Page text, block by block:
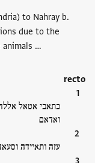
to Nahray b.
due to the
…
recto
כתאבי אטאל
ואדאם
עזה ותאיידה